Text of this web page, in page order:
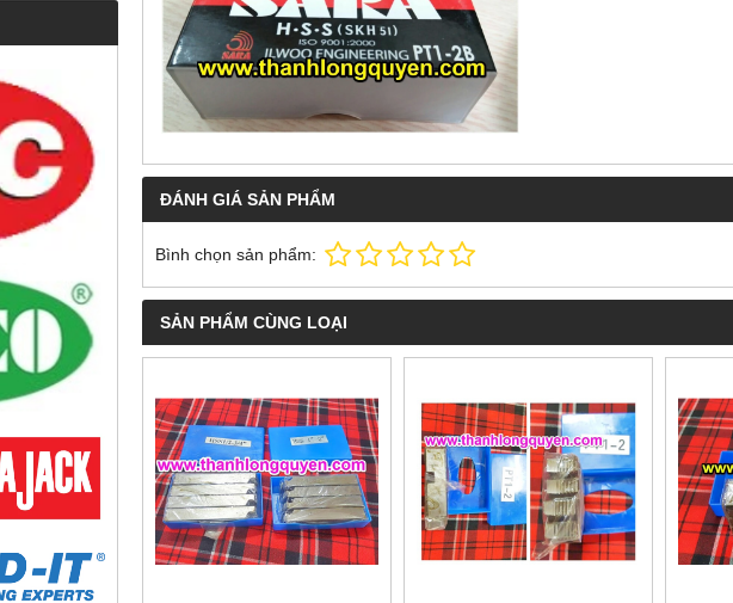
ĐÁNH GIÁ SẢN PHẨM
Bình chọn sản phẩm:
SẢN PHẨM CÙNG LOẠI